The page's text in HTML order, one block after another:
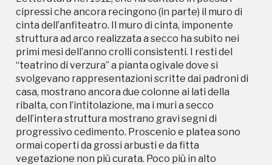
cipressi che ancora recingono (in parte) il muro di
cinta dell’anfiteatro. Il muro di cinta, imponente
struttura ad arco realizzata a secco ha subito nei
primi mesi dell’anno crolli consistenti. I resti del
“teatrino di verzura” a pianta ogivale dove si
svolgevano rappresentazioni scritte dai padroni di
casa, mostrano ancora due colonne ai lati della
ribalta, con l’intitolazione, ma i muri a secco
dell’intera struttura mostrano gravi segni di
progressivo cedimento. Proscenio e platea sono
ormai coperti da grossi arbusti e da fitta
vegetazione non più curata. Poco più in alto
dell’intera struttura mostrano gravi segni di
progressivo cedimento. Proscenio e platea sono
ormai coperti da grossi arbusti e da fitta
vegetazione non più curata. Poco più in alto
dell’anfiteatro si trova la chiesetta di San Francesco
Saverio, edificata nel 1688 come cappella della Villa
Molfino. La chiesetta rivela ancora le eleganti linee
architettoniche liguri, con la facciata a strisce
chiaroscure alternate e il minuscolo campanile.
Anche se di proprietà privata, è stata dichiarata di
interesse particolarmente importante ai sensi della
legge 1089/1939 sulla tutela delle cose di interesse